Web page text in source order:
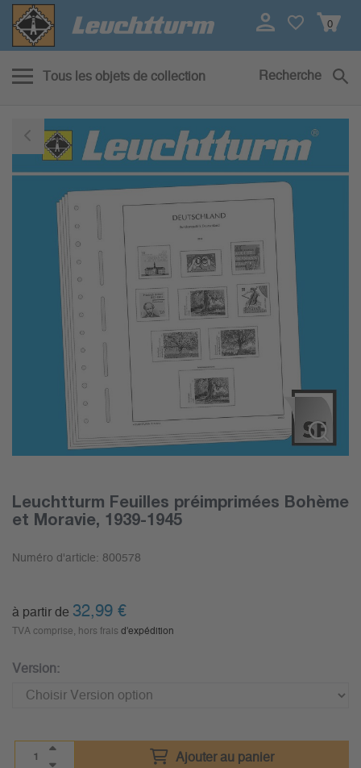
0
Tous les objets de collection Recherche
Leuchtturm Feuilles préimprimées Bohème
et Moravie, 1939-1945
Numéro d'article: 800578
à partir de 32,99 €
TVA comprise, hors frais d'expédition
Version:
Ajouter au panier